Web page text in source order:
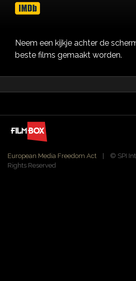
Neem een kijkje achter de
beste films gemaakt worden.
European Media Freedom Act | ©️ SPI
Rights Reserved